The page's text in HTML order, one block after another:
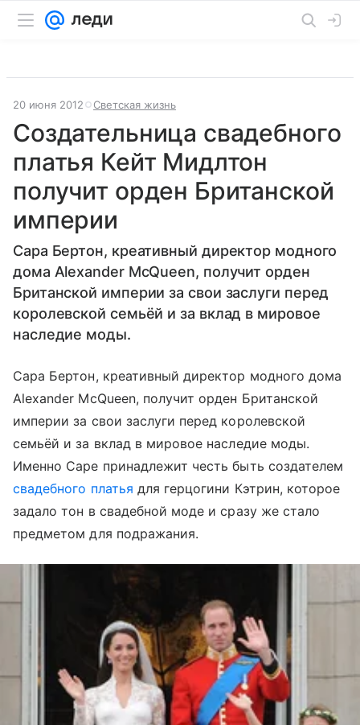
20 июня 2012 Светская жизнь
Создательница свадебного
платья Кейт Мидлтон
получит орден Британской
империи
Сара Бертон, креативный директор модного
дома Alexander McQueen, получит орден
Британской империи за свои заслуги перед
королевской семьёй и за вклад в мировое
наследие моды.
Сара Бертон, креативный директор модного дома
Alexander McQueen, получит орден Британской
империи за свои заслуги перед королевской
семьёй и за вклад в мировое наследие моды.
Именно Саре принадлежит честь быть создателем
свадебного платья для герцогини Кэтрин, которое
задало тон в свадебной моде и сразу же стало
предметом для подражания.